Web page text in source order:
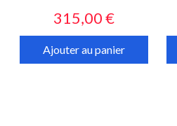
Prix
315,00 €
Ajouter au panier